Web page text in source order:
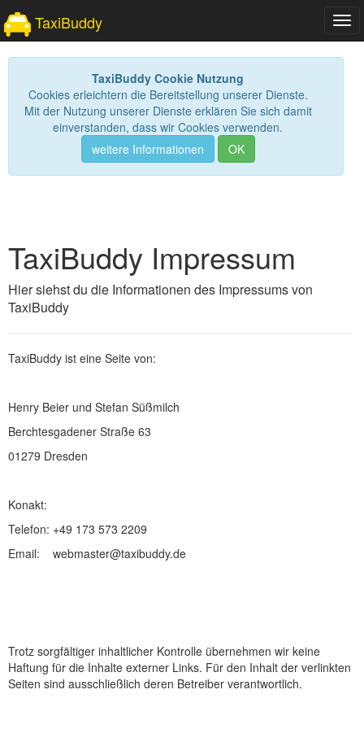
TaxiBuddy
TaxiBuddy Cookie Nutzung
Cookies erleichtern die Bereitstellung unserer Dienste.
Mit der Nutzung unserer Dienste erklären Sie sich damit
einverstanden, dass wir Cookies verwenden.
weitere Informationen
OK
TaxiBuddy Impressum
Hier siehst du die Informationen des Impressums von
TaxiBuddy
TaxiBuddy ist eine Seite von:
Henry Beier und Stefan Süßmilch
Berchtesgadener Straße 63
01279 Dresden
Konakt:
Telefon: +49 173 573 2209
Email: webmaster@taxibuddy.de
Trotz sorgfältiger inhaltlicher Kontrolle übernehmen wir keine
Haftung für die Inhalte externer Links. Für den Inhalt der verlinkten
Seiten sind ausschließlich deren Betreiber verantwortlich.